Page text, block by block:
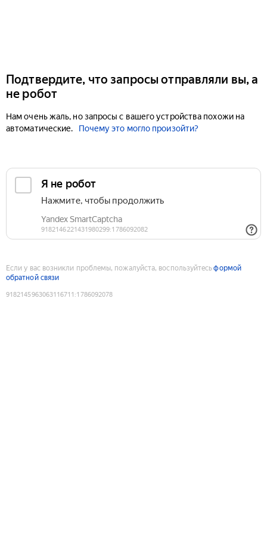
Подтвердите, что запросы отправляли вы, а
не робот
Нам очень жаль, но запросы с вашего устройства похожи на
автоматические.
Почему это могло произойти?
Если у вас возникли проблемы, пожалуйста, воспользуйтесьформой
обратной связи
9182145963063116711 :1786092078